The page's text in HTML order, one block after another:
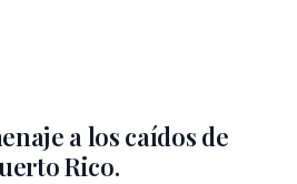
a los caídos de
Rico.